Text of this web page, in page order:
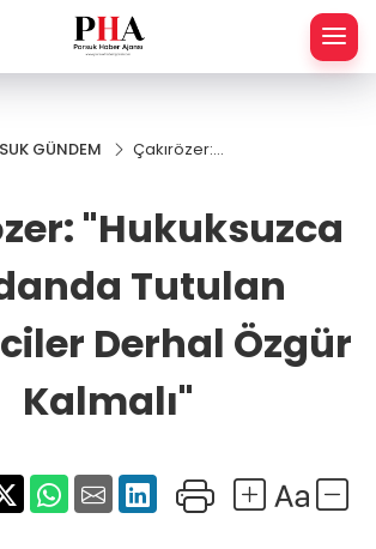
GÜNDEM
Çakırözer:
Tutulan
Gazeteciler
Derhal
Özgür
"Hukuksuzca
Tutulan
Derhal Özgür
Kalmalı"